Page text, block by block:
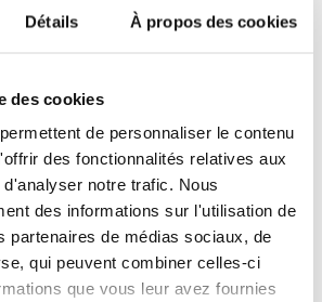
Détails À propos des cookies
des cookies
de personnaliser le contenu
des fonctionnalités relatives aux
notre trafic. Nous
des informations sur l'utilisation de
partenaires de médias sociaux, de
qui peuvent combiner celles-ci
que vous leur avez fournies
: